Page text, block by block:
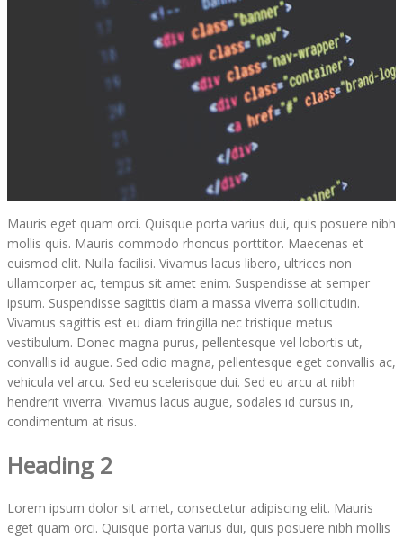
Mauris eget quam orci. Quisque porta varius dui, quis posuere nibh
mollis quis. Mauris commodo rhoncus porttitor. Maecenas et
euismod elit. Nulla facilisi. Vivamus lacus libero, ultrices non
ullamcorper ac, tempus sit amet enim. Suspendisse at semper
ipsum. Suspendisse sagittis diam a massa viverra sollicitudin.
Vivamus sagittis est eu diam fringilla nec tristique metus
vestibulum. Donec magna purus, pellentesque vel lobortis ut,
convallis id augue. Sed odio magna, pellentesque eget convallis ac,
vehicula vel arcu. Sed eu scelerisque dui. Sed eu arcu at nibh
hendrerit viverra. Vivamus lacus augue, sodales id cursus in,
condimentum at risus.
Heading 2
Lorem ipsum dolor sit amet, consectetur adipiscing elit. Mauris
eget quam orci. Quisque porta varius dui, quis posuere nibh mollis